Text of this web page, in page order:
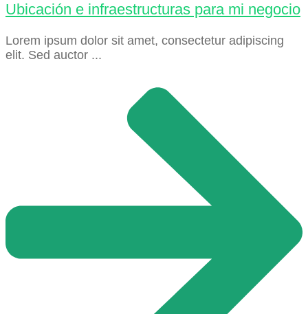
Ubicación e infraestructuras para mi negocio
Lorem ipsum dolor sit amet, consectetur adipiscing
elit. Sed auctor ...